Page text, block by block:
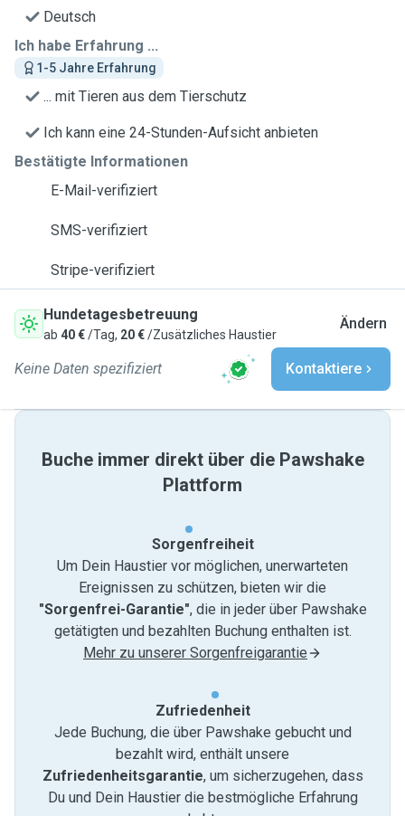
Deutsch
Ich habe Erfahrung ...
1-5 Jahre Erfahrung
... mit Tieren aus dem Tierschutz
Ich kann eine 24-Stunden-Aufsicht anbieten
Bestätigte Informationen
E-Mail-verifiziert
SMS-verifiziert
Stripe-verifiziert
Hundetagesbetreuung
ab 40 €/Tag, 20 €/Zusätzliches Haustier
Ändern
Keine Daten spezifiziert Kontaktiere
Buche immer direkt über die Pawshake
Plattform
Sorgenfreiheit
Um Dein Haustier vor möglichen, unerwarteten
Ereignissen zu schützen, bieten wir die
"Sorgenfrei-Garantie", die in jeder über Pawshake
getätigten und bezahlten Buchung enthalten ist.
Mehr zu unserer Sorgenfreigarantie
Zufriedenheit
Jede Buchung, die über Pawshake gebucht und
bezahlt wird, enthält unsere
Zufriedenheitsgarantie, um sicherzugehen, dass
Du und Dein Haustier die bestmögliche Erfahrung